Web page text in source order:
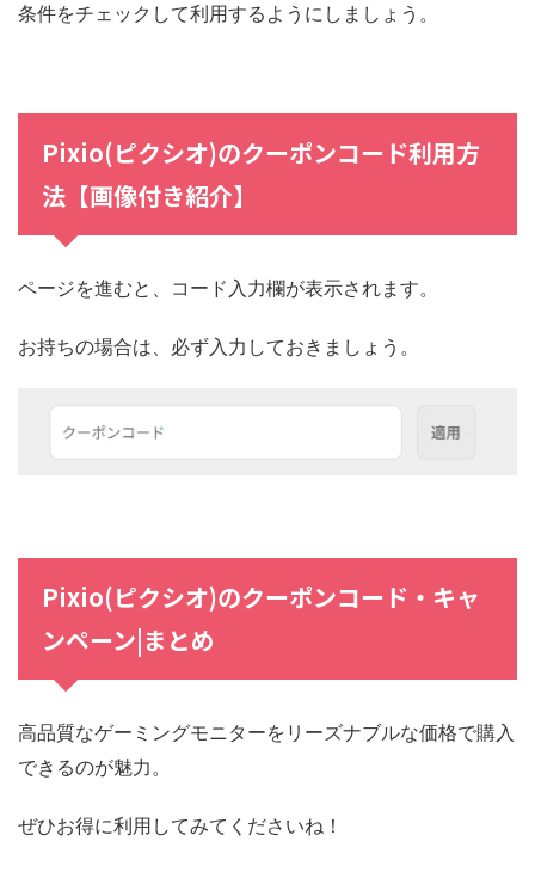
条件をチェックして利用するようにしましょう。
Pixio(ピクシオ)のクーポンコード利用方
法【画像付き紹介】
ページを進むと、コード入力欄が表示されます。
お持ちの場合は、必ず入力しておきましょう。
Pixio(ピクシオ)のクーポンコード・キャ
ンペーン|まとめ
高品質なゲーミングモニターをリーズナブルな価格で購入
できるのが魅力。
ぜひお得に利用してみてくださいね！